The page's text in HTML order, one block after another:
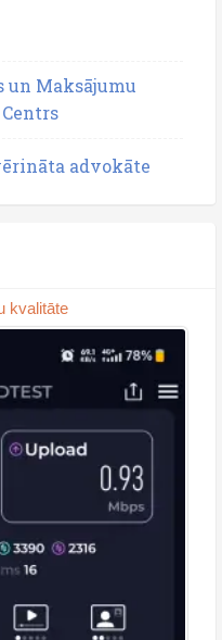
un Maksājumu
advokāte
kvalitāte